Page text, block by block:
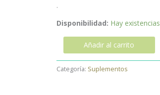
.
Disponibilidad: Hay existencias
Añadir al carrito
Categoría: Suplementos